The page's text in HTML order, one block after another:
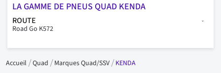
LA GAMME DE PNEUS QUAD KENDA
ROUTE
Road Go K572
Accueil Quad Marques Quad/SSV KENDA